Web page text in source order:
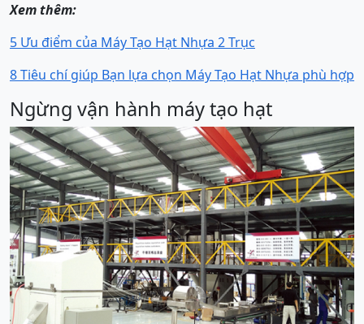
Xem thêm:
5 Ưu điểm của Máy Tạo Hạt Nhựa 2 Trục
8 Tiêu chí giúp Bạn lựa chọn Máy Tạo Hạt Nhựa phù hợp
Ngừng vận hành máy tạo hạt